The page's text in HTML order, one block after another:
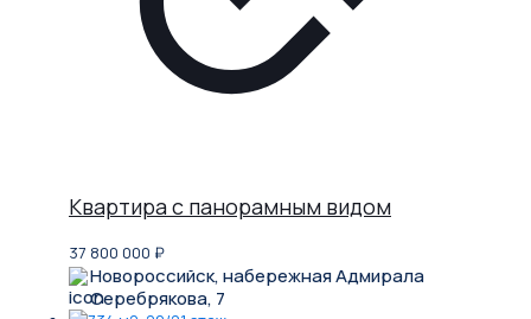
Квартира с панорамным видом
37 800 000 ₽
Новороссийск, набережная Адмирала
Серебрякова, 7